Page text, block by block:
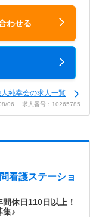
わせる
純幸会の求人一覧
06 求人番号：10265785
看護ステーショ
休日110日以上！
集♪